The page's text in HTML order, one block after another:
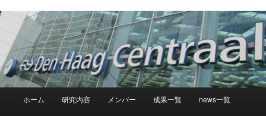
へ移
ホーム 研究内容 メンバー 成果一覧 news一覧